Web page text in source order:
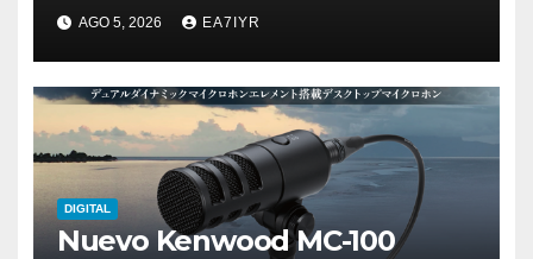
AGO 5, 2026 EA7IYR
DIGITAL
Nuevo Kenwood MC-100